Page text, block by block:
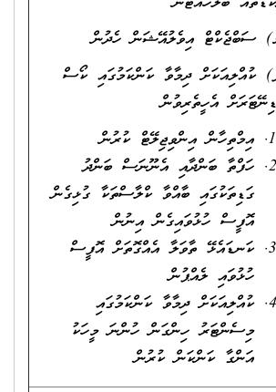
ސަބްޖެކްޓް އިވެލުއޭޝަން ހެދުން
ކުއްލިއަކަށް ދިމާވާ ކަންކަމުގައި ކޯސް
އެހީތެރިވުން
އިމްތިހާން އިންވިޖިލޭޓް ކުރުން
ހަފްތާ ބަންދާއި އެނޫނަސް ބަންދު
ގަޑިތަކުގައި ބާއްވާ ކްލާސްތަކާ ގުޅިގެން
އޮފީސް ހުޅުވައިގެން އިނުން
ކަނޑައެޅޭ ތާވަލާ އެއްގޮތަށް އޮފީސް
ހުޅުވައި ލެއްޕުން
ކުއްލިއަކަށް ދިމާވާ ކަންކަމުގައި
މިސެންޓަރު ހިންގަން ހުންނަ މީހަކު
އަންގާ ކަންކަން ކުރުން